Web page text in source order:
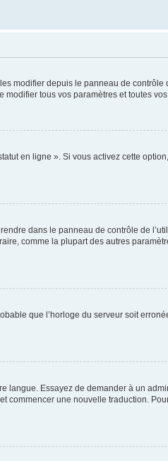
modifier depuis le panneau de contrôle
tous vos paramètres et toutes
en ligne ». Si vous activez cette
dans le panneau de contrôle de
comme la plupart des autres
que l’horloge du serveur soit
Essayez de demander à un
une nouvelle traduction.